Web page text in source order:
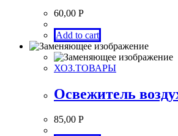
60,00 Р
Add to cart
ХОЗ.ТОВАРЫ
Освежитель
85,00 Р